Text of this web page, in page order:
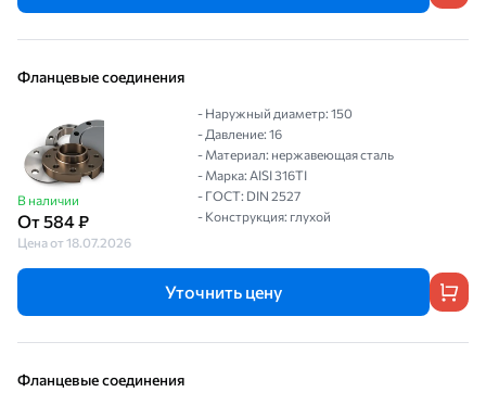
Фланцевые соединения
В наличии
От 584 ₽
Цена от 18.07.2026
- Наружный диаметр: 150
- Давление: 16
- Материал: нержавеющая сталь
- Марка: AISI 316TI
- ГОСТ: DIN 2527
- Конструкция: глухой
Уточнить цену
Фланцевые соединения